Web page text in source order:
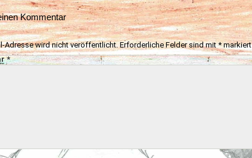
Kommentar
Adresse wird nicht veröffentlicht. Erforderliche Felder sind mit*markiert
*